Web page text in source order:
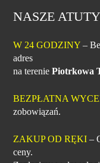
NASZE
W 24 GODZINY –
adres
na tereniePiotrkowa
BEZPŁATNA
zobowiązań.
ZAKUP OD RĘKI –
ceny.